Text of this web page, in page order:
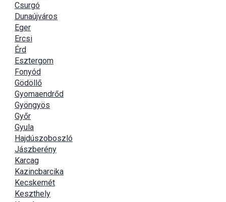
Csurgó
Dunaújváros
Eger
Ercsi
Érd
Esztergom
Fonyód
Gödöllő
Gyomaendrőd
Gyöngyös
Győr
Gyula
Hajdúszoboszló
Jászberény
Karcag
Kazincbarcika
Kecskemét
Keszthely